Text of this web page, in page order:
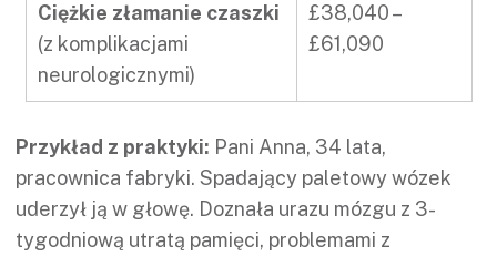
Ciężkie złamanie czaszki
(z komplikacjami
neurologicznymi)
£38,040 –
£61,090
Przykład z praktyki: Pani Anna, 34 lata,
pracownica fabryki. Spadający paletowy wózek
uderzył ją w głowę. Doznała urazu mózgu z 3-
tygodniową utratą pamięci, problemami z